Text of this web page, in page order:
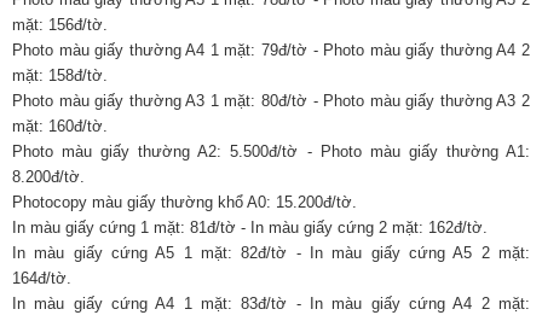
mặt: 156đ/tờ.
Photo màu giấy thường A4 1 mặt: 79đ/tờ - Photo màu giấy thường A4 2
mặt: 158đ/tờ.
Photo màu giấy thường A3 1 mặt: 80đ/tờ - Photo màu giấy thường A3 2
mặt: 160đ/tờ.
Photo màu giấy thường A2: 5.500đ/tờ - Photo màu giấy thường A1:
8.200đ/tờ.
Photocopy màu giấy thường khổ A0: 15.200đ/tờ.
In màu giấy cứng 1 mặt: 81đ/tờ - In màu giấy cứng 2 mặt: 162đ/tờ.
In màu giấy cứng A5 1 mặt: 82đ/tờ - In màu giấy cứng A5 2 mặt:
164đ/tờ.
In màu giấy cứng A4 1 mặt: 83đ/tờ - In màu giấy cứng A4 2 mặt: